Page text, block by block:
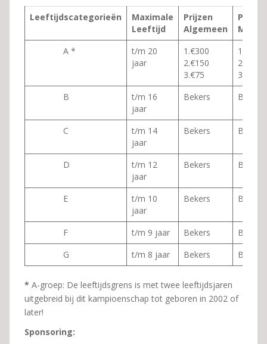
Leeftijdscategorieën
Maximale
Leeftijd
Prijzen
Algemeen
Prijzen
A *
t/m 20
jaar
1.€300
2.€150
3.€75
1.€ 100
2€50
3.€25
B
t/m 16
jaar
Bekers Bekers
C
t/m 14
jaar
Bekers Bekers
D
t/m 12
jaar
Bekers Bekers
E
t/m 10
jaar
Bekers Bekers
F t/m 9 jaar Bekers
Bekers
G
t/m 8 jaar Bekers Bekers
* A-groep: De leeftijdsgrens is met twee leeftijdsjaren
uitgebreid bij dit kampioenschap tot geboren in 2002 of
later!
Sponsoring: